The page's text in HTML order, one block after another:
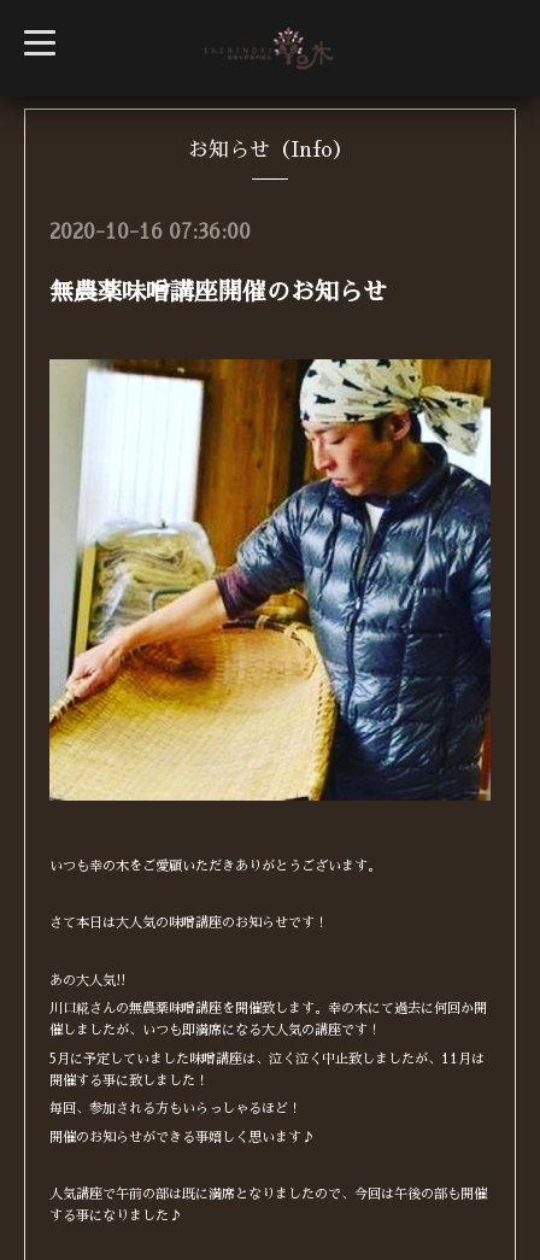
t
o
l
お知らせ（Info）
2020-10-16 07:36:00
無農薬味噌講座開催のお知らせ
いつも幸の木をご愛顧いただきありがとうございます。
さて本日は大人気の味噌講座のお知らせです！
あの大人気!!
川口糀さんの無農薬味噌講座を開催致します。幸の木にて過去に何回か開
催しましたが、いつも即満席になる大人気の講座です！
5月に予定していました味噌講座は、泣く泣く中止致しましたが、11月は
開催する事に致しました！
毎回、参加される方もいらっしゃるほど！
開催のお知らせができる事嬉しく思います♪
人気講座で午前の部は既に満席となりましたので、今回は午後の部も開催
する事になりました♪